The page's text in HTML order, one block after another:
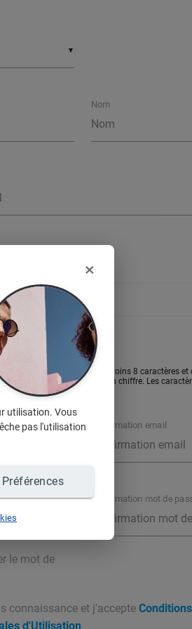
▼
Nom
doit être composé d'au moins 8 caractères et
une minuscule et un chiffre. Les
pas autorisés.
Confirmation email
Confirmation mot de
le mot de
connaissance et j'accepte Conditions
d'Utilisation
×
utilisation. Vous
pas l'utilisation
Préférences